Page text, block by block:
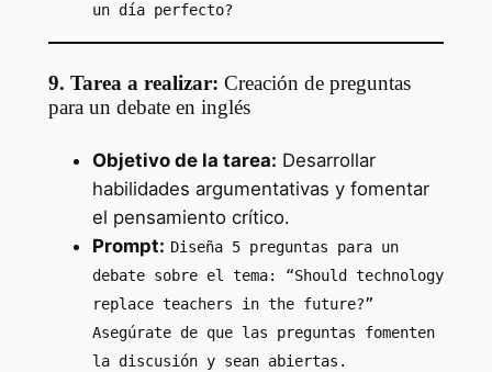
un día perfecto?
9. Tarea a realizar: Creación de preguntas
para un debate en inglés
Objetivo de la tarea: Desarrollar
habilidades argumentativas y fomentar
el pensamiento crítico.
Prompt: Diseña 5 preguntas para un
debate sobre el tema: “Should technology
replace teachers in the future?”
Asegúrate de que las preguntas fomenten
la discusión y sean abiertas.